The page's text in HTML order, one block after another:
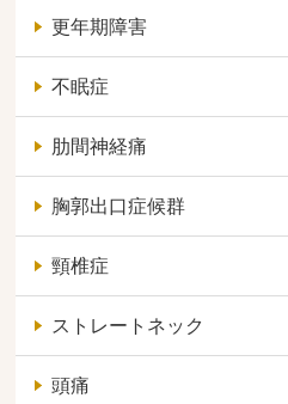
更年期障害
不眠症
肋間神経痛
胸郭出口症候群
頸椎症
ストレートネック
頭痛